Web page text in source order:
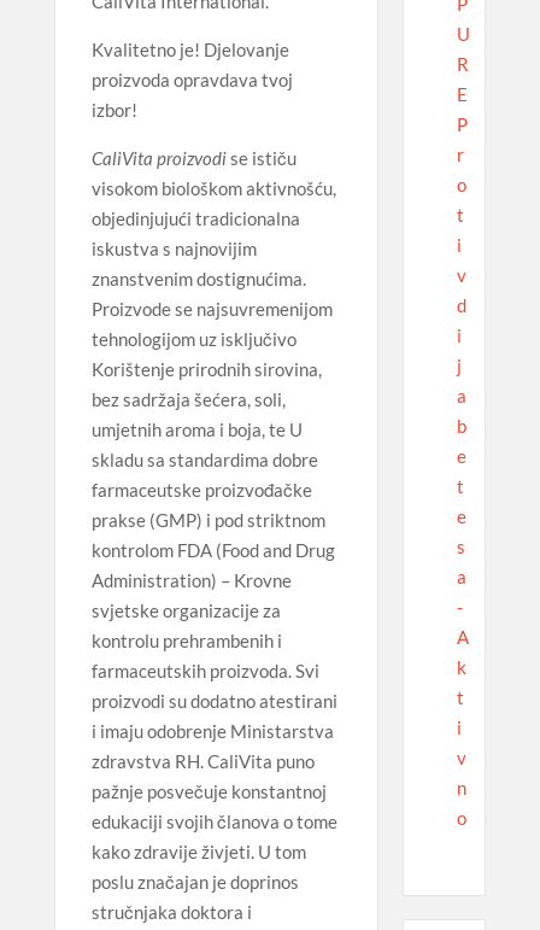
Kvalitetno je! Djelovanje
proizvoda opravdava tvoj
izbor!
CaliVita proizvodise ističu
visokom biološkom aktivnošću,
objedinjujući tradicionalna
iskustva s najnovijim
znanstvenim dostignućima.
Proizvode se najsuvremenijom
tehnologijom uz isključivo
Korištenje prirodnih sirovina,
bez sadržaja šećera, soli,
umjetnih aroma i boja, te U
skladu sa standardima dobre
farmaceutske proizvođačke
prakse (GMP) i pod striktnom
kontrolom FDA (Food and Drug
Administration) – Krovne
svjetske organizacije za
kontrolu prehrambenih i
farmaceutskih proizvoda. Svi
proizvodi su dodatno atestirani
i imaju odobrenje Ministarstva
zdravstva RH. CaliVita puno
pažnje posvečuje konstantnoj
edukaciji svojih članova o tome
kako zdravije živjeti. U tom
poslu značajan je doprinos
stručnjaka doktora i
U
R
E
P
r
o
t
i
v
d
i
j
a
b
e
t
e
s
a
-
A
k
t
i
v
n
o